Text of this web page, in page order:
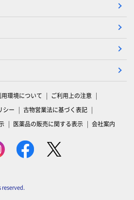
用環境について
ご利用上の注意
シー
古物営業法に基づく表記
医薬品の販売に関する表示 会社案内